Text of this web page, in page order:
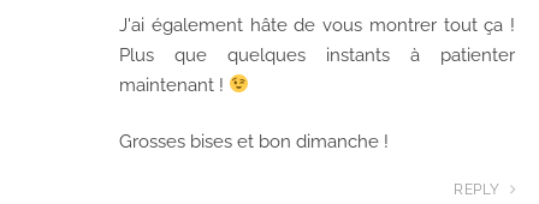
J'ai également hâte de vous montrer tout ça !
Plus que quelques instants à patienter
maintenant !
Grosses bises et bon dimanche !
REPLY